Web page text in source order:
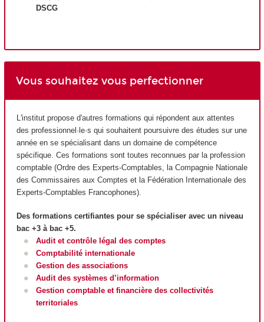
DSCG
Vous souhaitez vous perfectionner
L'institut propose d'autres formations qui répondent aux attentes
des professionnel·le·s qui souhaitent poursuivre des études sur une
année en se spécialisant dans un domaine de compétence
spécifique. Ces formations sont toutes reconnues par la profession
comptable (Ordre des Experts-Comptables, la Compagnie Nationale
des Commissaires aux Comptes et la Fédération Internationale des
Experts-Comptables Francophones).
Des formations certifiantes pour se spécialiser avec un niveau
bac +3 à bac +5.
Audit et contrôle légal des comptes
Comptabilité internationale
Gestion des associations
Audit des systèmes d’information
Gestion comptable et financière des collectivités
territoriales